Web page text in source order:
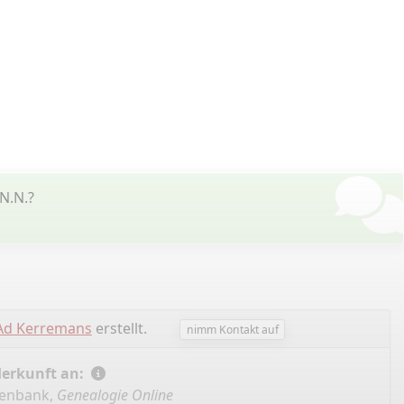
Kerremans erstellt. nimm Kontakt auf
an:
Genealogie Online